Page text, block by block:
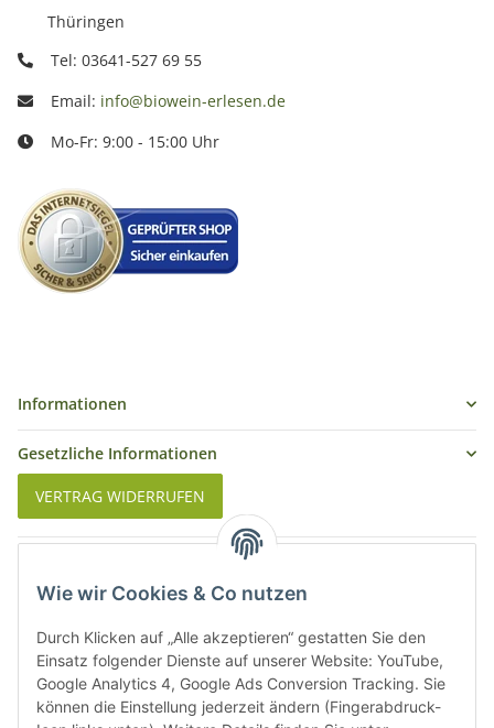
Wie wir Cookies & Co nutzen
Durch Klicken auf „Alle akzeptieren“ gestatten Sie den
Einsatz folgender Dienste auf unserer Website: YouTube,
Google Analytics 4, Google Ads Conversion Tracking. Sie
können die Einstellung jederzeit ändern (Fingerabdruck-
Thüringen
Tel: 03641-527 69 55
Email: info@biowein-erlesen.de
Mo-Fr: 9:00 - 15:00 Uhr
Informationen
Gesetzliche Informationen
VERTRAG WIDERRUFEN
Weinbauregionen und Weinbaugebiete in Österreich
Weiße Rebsorten